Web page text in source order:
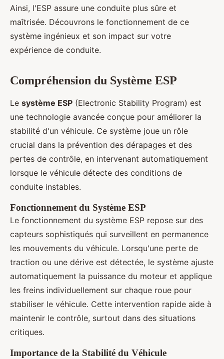
Ainsi, l'ESP assure une conduite plus sûre et
maîtrisée. Découvrons le fonctionnement de ce
système ingénieux et son impact sur votre
expérience de conduite.
Compréhension du Système ESP
Le système ESP (Electronic Stability Program) est
une technologie avancée conçue pour améliorer la
stabilité d'un véhicule. Ce système joue un rôle
crucial dans la prévention des dérapages et des
pertes de contrôle, en intervenant automatiquement
lorsque le véhicule détecte des conditions de
conduite instables.
Fonctionnement du Système ESP
Le fonctionnement du système ESP repose sur des
capteurs sophistiqués qui surveillent en permanence
les mouvements du véhicule. Lorsqu'une perte de
traction ou une dérive est détectée, le système ajuste
automatiquement la puissance du moteur et applique
les freins individuellement sur chaque roue pour
stabiliser le véhicule. Cette intervention rapide aide à
maintenir le contrôle, surtout dans des situations
critiques.
Importance de la Stabilité du Véhicule